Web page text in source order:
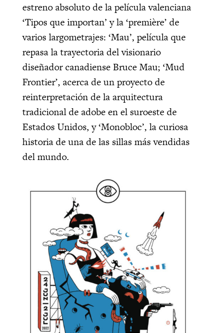
estreno absoluto de la película valenciana
‘Tipos que importan’ y la ‘première’ de
varios largometrajes: ‘Mau’, película que
repasa la trayectoria del visionario
diseñador canadiense Bruce Mau; ‘Mud
Frontier’, acerca de un proyecto de
reinterpretación de la arquitectura
tradicional de adobe en el suroeste de
Estados Unidos, y ‘Monobloc’, la curiosa
historia de una de las sillas más vendidas
del mundo.